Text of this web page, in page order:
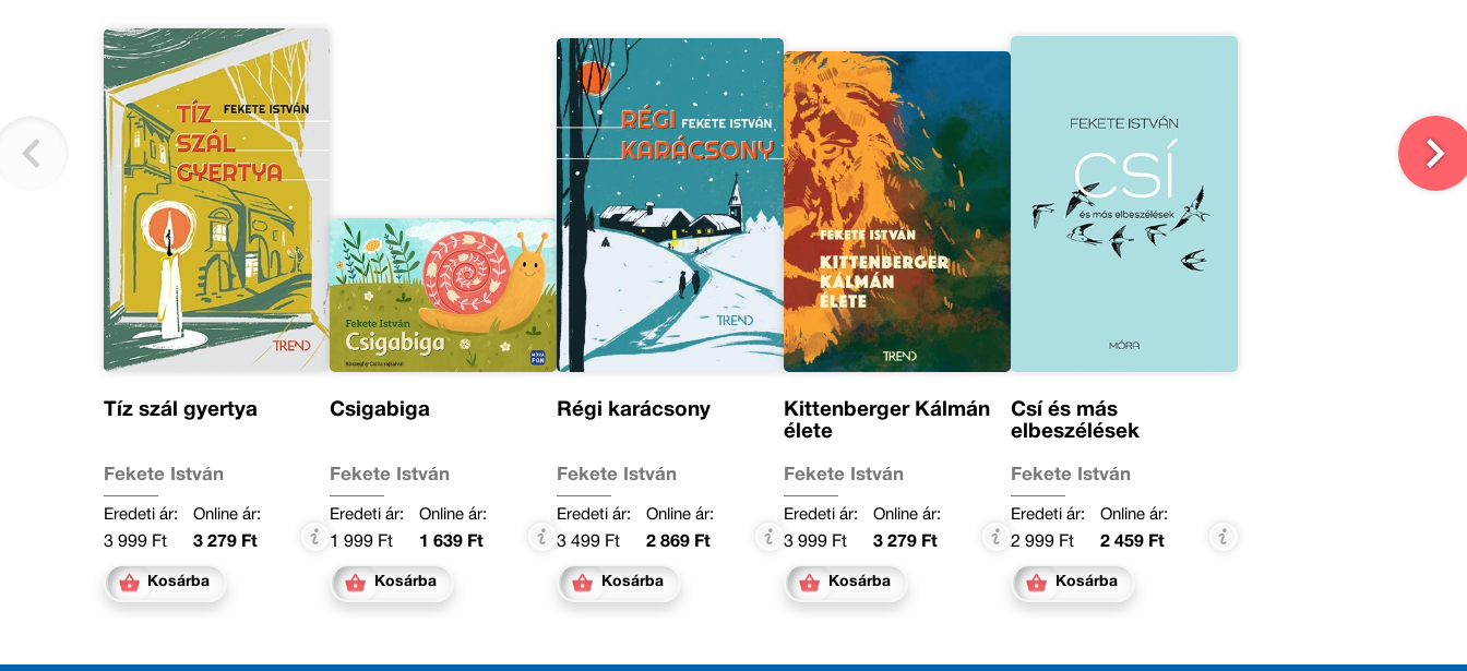
Tíz szál gyertya
Fekete István
Eredeti ár:
3 999 Ft
Online ár:
3 279 Ft
Kosárba
Csigabiga
Fekete István
Eredeti ár:
1 999 Ft
Online ár:
1 639 Ft
Kosárba
Régi karácsony
Fekete István
Eredeti ár:
3 499 Ft
Online ár:
2 869 Ft
Kosárba
Kittenberger Kálmán
élete
Fekete István
Eredeti ár:
3 999 Ft
Online ár:
3 279 Ft
Kosárba
Csí és más
elbeszélések
Fekete István
Eredeti ár:
2 999 Ft
Online ár:
2 459 Ft
Kosárba